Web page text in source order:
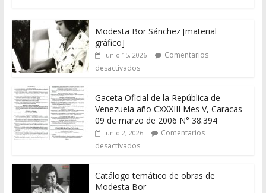
Modesta Bor Sánchez [material
gráfico]
junio 15, 2026
Comentarios
desactivados
Gaceta Oficial de la República de
Venezuela año CXXXIII Mes V, Caracas
09 de marzo de 2006 N° 38.394
junio 2, 2026
Comentarios
desactivados
Catálogo temático de obras de
Modesta Bor